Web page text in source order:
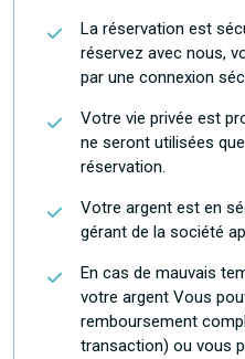
La réservation est
réservez avec nous,
par une connexion
Votre vie privée est
ne seront utilisées
réservation.
Votre argent est en
gérant de la société
En cas de mauvais
votre argent Vous
remboursement
transaction) ou vous